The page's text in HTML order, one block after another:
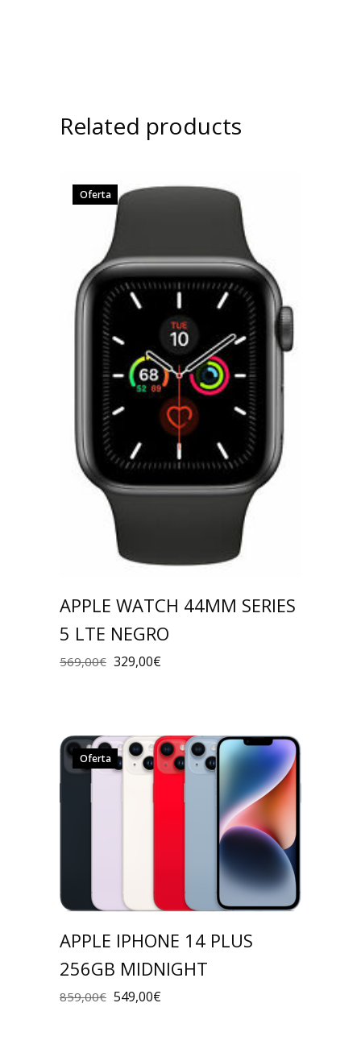
Related products
Oferta
APPLE WATCH 44MM SERIES
5 LTE NEGRO
569,00€ 329,00€
Oferta
APPLE IPHONE 14 PLUS
256GB MIDNIGHT
859,00€ 549,00€